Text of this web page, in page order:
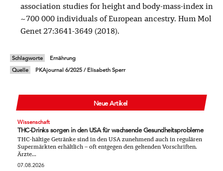
association studies for height and body-mass-index in
~700 000 individuals of European ancestry. Hum Mol
Genet 27:3641-3649 (2018).
Schlagworte
Ernährung
Quelle
PKAjournal 6/2025 / Elisabeth Sperr
Neue Artikel
Wissenschaft
THC-Drinks sorgen in den USA für wachsende Gesundheitsprobleme
THC-hältige Getränke sind in den USA zunehmend auch in regulären
Supermärkten erhältlich – oft entgegen den geltenden Vorschriften.
Ärzte...
07.08.2026